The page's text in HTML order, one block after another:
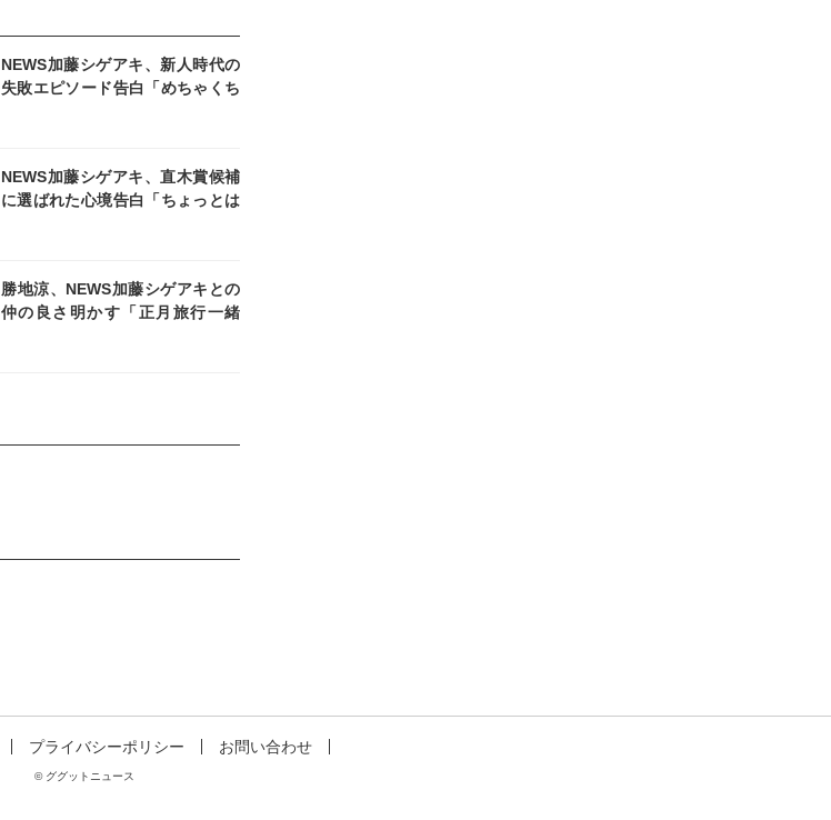
NEWS加藤シゲアキ、新人時代の
失敗エピソード告白「めちゃくち
NEWS加藤シゲアキ、直木賞候補
に選ばれた心境告白「ちょっとは
勝地涼、NEWS加藤シゲアキとの
仲の良さ明かす「正月旅行一緒
プライバシーポリシー お問い合わせ
© ググットニュース